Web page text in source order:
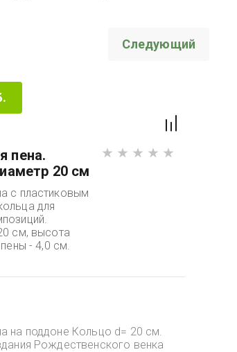
Следующий
пена.
20 см
с пластиковым
для
см, высота
- 4,0 см.
на поддоне Кольцо d= 20 см.
Рождественского венка